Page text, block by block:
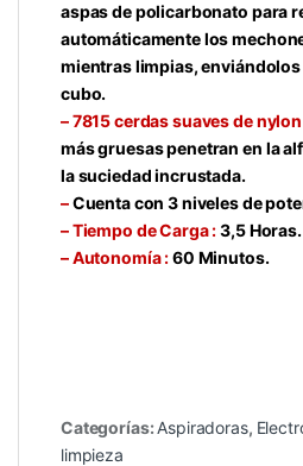
aspas de policarbonato para
automáticamente los
mientras limpias,
cubo.
– 7815 cerdas suaves de
más gruesas penetran en la
la suciedad incrustada.
–Cuenta con 3 niveles de
– Tiempo de Carga :3,5 Horas.
– Autonomía :60 Minutos.
Categorías:Aspiradoras,
limpieza